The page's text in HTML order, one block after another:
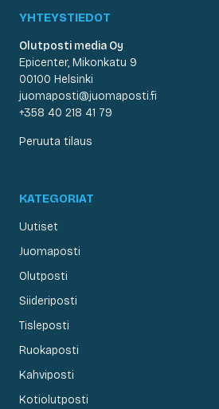
YHTEYSTIEDOT
Olutposti media Oy
Epicenter, Mikonkatu 9
00100 Helsinki
juomaposti@juomaposti.fi
+358 40 218 41 79
Peruuta tilaus
KATEGORIAT
Uutiset
Juomaposti
Olutposti
Siideriposti
Tisleposti
Ruokaposti
Kahviposti
Kotiolutposti